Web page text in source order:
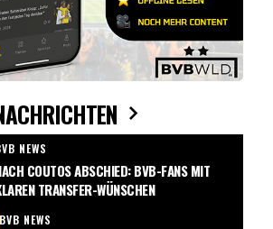
NEWS
COUTOS ABSCHIED: BVB-FANS MIT
TRANSFER-WÜNSCHEN
BVB NEWS